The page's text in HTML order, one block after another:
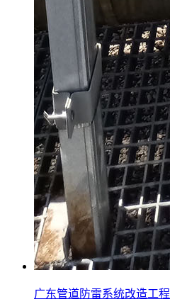
广东管道防雷系统改造工程